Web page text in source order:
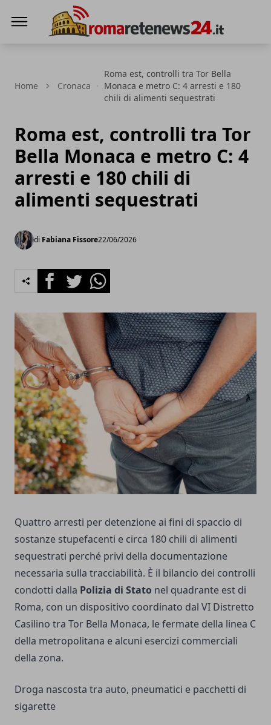
Home Cronaca
Roma est, controlli tra Tor Bella
Monaca e metro C: 4 arresti e 180
chili di alimenti sequestrati
Roma est, controlli tra Tor
Bella Monaca e metro C: 4
arresti e 180 chili di
alimenti sequestrati
di Fabiana Fissore22/06/2026
FacebookTwitterWhatsapp
Quattro arresti per detenzione ai fini di spaccio di
sostanze stupefacenti e circa 180 chili di alimenti
sequestrati perché privi della documentazione
necessaria sulla tracciabilità. È il bilancio dei controlli
condotti dalla Polizia di Stato nel quadrante est di
Roma, con un dispositivo coordinato dal VI Distretto
Casilino tra Tor Bella Monaca, le fermate della linea C
della metropolitana e alcuni esercizi commerciali
della zona.
Droga nascosta tra auto, pneumatici e pacchetti di
sigarette